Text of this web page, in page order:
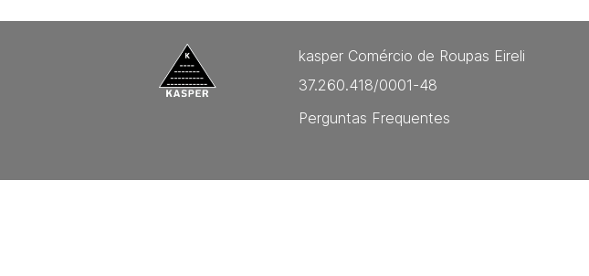
kasper Comércio de Roupas Eireli
37.260.418/0001-48
Perguntas Frequentes